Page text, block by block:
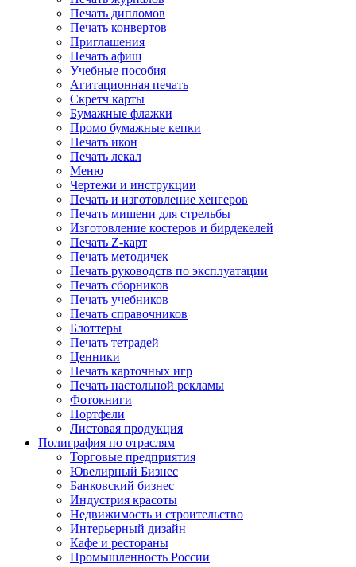
Печать дипломов
Печать конвертов
Приглашения
Печать афиш
Учебные пособия
Агитационная печать
Скретч карты
Бумажные флажки
Промо бумажные кепки
Печать икон
Печать лекал
Меню
Чертежи и инструкции
Печать и изготовление хенгеров
Печать мишени для стрельбы
Изготовление костеров и бирдекелей
Печать Z-карт
Печать методичек
Печать руководств по эксплуатации
Печать сборников
Печать учебников
Печать справочников
Блоттеры
Печать тетрадей
Ценники
Печать карточных игр
Печать настольной рекламы
Фотокниги
Портфели
Листовая продукция
Полиграфия по отраслям
Торговые предприятия
Ювелирный Бизнес
Банковский бизнес
Индустрия красоты
Недвижимость и строительство
Интерьерный дизайн
Кафе и рестораны
Промышленность России